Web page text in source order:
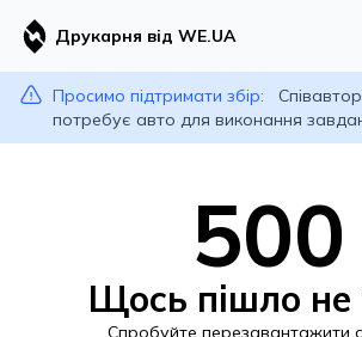
Друкарня від WE.UA
Просимо підтримати збір:
потребує авто для виконання
500
Щось пішло не
Спробуйте перезавантажити